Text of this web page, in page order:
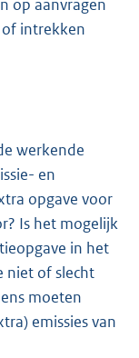
op aanvragen
intrekken
werkende
en
opgave voor
Is het mogelijk
in het
niet of slecht
moeten
emissies van